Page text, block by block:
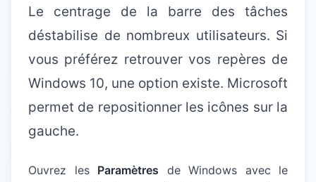
Le centrage de la barre des tâches
déstabilise de nombreux utilisateurs. Si
vous préférez retrouver vos repères de
Windows 10, une option existe. Microsoft
permet de repositionner les icônes sur la
gauche.
Ouvrez les Paramètres de Windows avec le